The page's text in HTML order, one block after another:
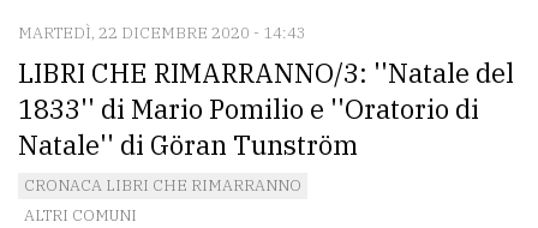
MARTEDÌ, 22 DICEMBRE 2020 - 14:43
LIBRI CHE RIMARRANNO/3: ''Natale del
1833'' di Mario Pomilio e ''Oratorio di
Natale'' di Göran Tunström
CRONACA LIBRI CHE RIMARRANNO
ALTRI COMUNI